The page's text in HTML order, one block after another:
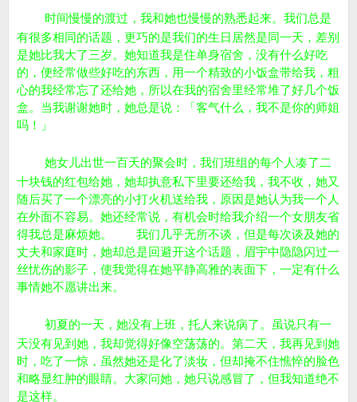
时间慢慢的渡过，我和她也慢慢的熟悉起来。我们总是
有很多相同的话题，更巧的是我们的生日居然是同一天，差别
是她比我大了三岁。她知道我是住单身宿舍，没有什么好吃
的，便经常做些好吃的东西，用一个精致的小饭盒带给我，粗
心的我经常忘了还给她，所以在我的宿舍里经常堆了好几个饭
盒。当我谢谢她时，她总是说：「客气什么，我不是你的师姐
吗！」
她女儿出世一百天的聚会时，我们班组的每个人凑了二
十块钱的红包给她，她却执意私下里要还给我，我不收，她又
随后买了一个漂亮的小打火机送给我，原因是她认为我一个人
在外面不容易。她还经常说，有机会时给我介绍一个女朋友省
得我总是麻烦她。 我们几乎无所不谈，但是每次谈及她的
丈夫和家庭时，她却总是回避开这个话题，眉宇中隐隐闪过一
丝忧伤的影子，使我觉得在她平静高雅的表面下，一定有什么
事情她不愿讲出来。
初夏的一天，她没有上班，托人来说病了。虽说只有一
天没有见到她，我却觉得好像空荡荡的。第二天，我再见到她
时，吃了一惊，虽然她还是化了淡妆，但却掩不住憔悴的脸色
和略显红肿的眼睛。大家问她，她只说感冒了，但我知道绝不
是这样。